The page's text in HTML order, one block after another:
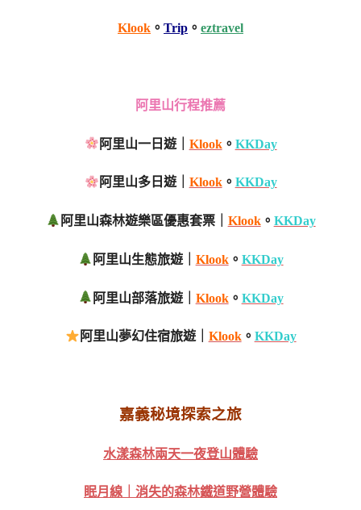
Klook 。 Trip 。 eztravel
阿里山行程推薦
阿里山一日遊｜ Klook。 KKDay
阿里山多日遊｜ Klook。 KKDay
阿里山森林遊樂區優惠套票｜ Klook。 KKDay
阿里山生態旅遊｜ Klook。 KKDay
阿里山部落旅遊｜ Klook。 KKDay
阿里山夢幻住宿旅遊｜ Klook。 KKDay
嘉義秘境探索之旅
水漾森林兩天一夜登山體驗
眠月線｜消失的森林鐵道野營體驗